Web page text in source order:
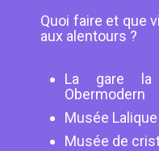
Quoi faire et que
aux alentours ?
La gare
Obermodern
Musée
Musée de